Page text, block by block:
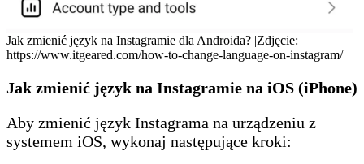
Jak zmienić język na Instagramie dla Androida? |Zdjęcie:
https://www.itgeared.com/how-to-change-language-on-instagram/
Jak zmienić język na Instagramie na iOS (iPhone)
Aby zmienić język Instagrama na urządzeniu z
systemem iOS, wykonaj następujące kroki: